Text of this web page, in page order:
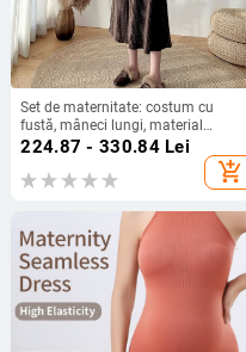
Set de maternitate: costum cu
fustă, mâneci lungi, material
Chenille, lungime până la genunchi,
224.87 - 330.84Lei
add_shopping_cart